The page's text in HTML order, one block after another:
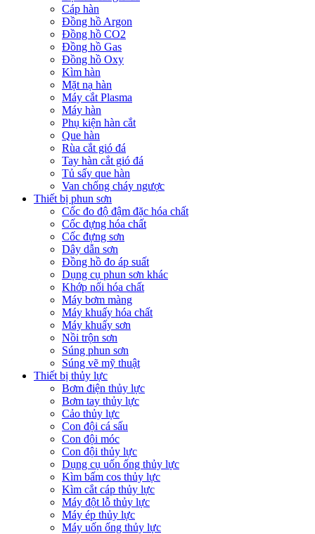
Cáp hàn
Đồng hồ Argon
Đồng hồ CO2
Đồng hồ Gas
Đồng hồ Oxy
Kìm hàn
Mặt nạ hàn
Máy cắt Plasma
Máy hàn
Phụ kiện hàn cắt
Que hàn
Rùa cắt gió đá
Tay hàn cắt gió đá
Tủ sấy que hàn
Van chống cháy ngược
Thiết bị phun sơn
Cốc đo độ đậm đặc hóa chất
Cốc đựng hóa chất
Cốc đựng sơn
Dây dẫn sơn
Đồng hồ đo áp suất
Dụng cụ phun sơn khác
Khớp nối hóa chất
Máy bơm màng
Máy khuấy hóa chất
Máy khuấy sơn
Nồi trộn sơn
Súng phun sơn
Súng vẽ mỹ thuật
Thiết bị thủy lực
Bơm điện thủy lực
Bơm tay thủy lực
Cảo thủy lực
Con đội cá sấu
Con đội móc
Con đội thủy lực
Dụng cụ uốn ống thủy lực
Kìm bấm cos thủy lực
Kìm cắt cáp thủy lực
Máy đột lỗ thủy lực
Máy ép thủy lực
Máy uốn ống thủy lực